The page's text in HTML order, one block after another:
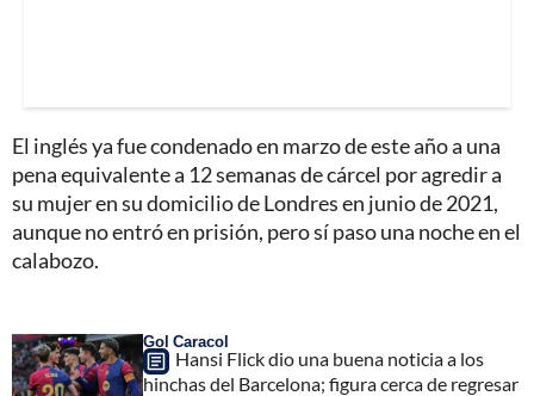
El inglés ya fue condenado en marzo de este año a una
pena equivalente a 12 semanas de cárcel por agredir a
su mujer en su domicilio de Londres en junio de 2021,
aunque no entró en prisión, pero sí paso una noche en el
calabozo.
Gol Caracol
Hansi Flick dio una buena noticia a los
hinchas del Barcelona; figura cerca de regresar